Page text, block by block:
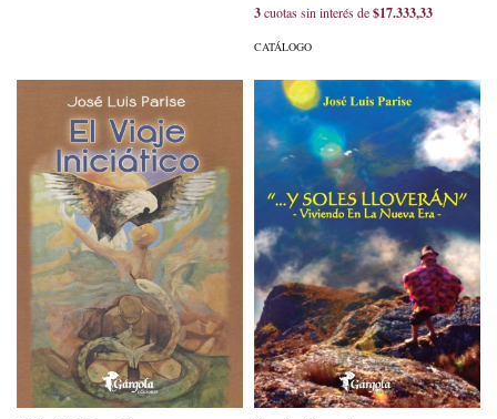
3cuotas sin interés de$17.333,33
CATÁLOGO